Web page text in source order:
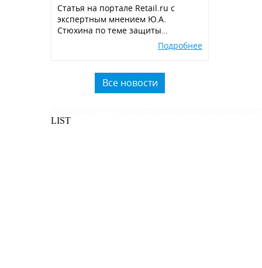
Статья на портале Retail.ru с
экспертным мнением Ю.А.
Стюхина по теме защиты
окружающей среды, производства
пластика.
Подробнее
Все новости
LIST